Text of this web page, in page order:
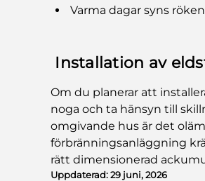
Varma dagar syns
Installation av
Om du planerar att
noga och ta hänsyn till
omgivande hus är det
förbränningsanläggning
rätt dimensionerad
Uppdaterad:29 juni, 2026